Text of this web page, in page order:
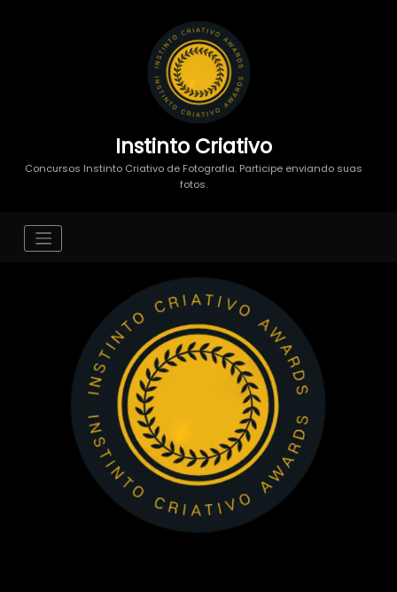
Instinto Criativo
Concursos Instinto Criativo de Fotografia. Participe enviando suas
fotos.